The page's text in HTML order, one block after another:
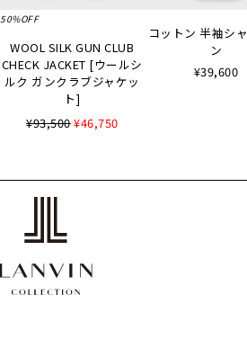
50%OFF
WOOL SILK GUN CLUB
CHECK JACKET [ウールシ
ルク ガンクラブジャケッ
ト]
¥93,500¥46,750
コットン 半袖シ
ン
¥39,600